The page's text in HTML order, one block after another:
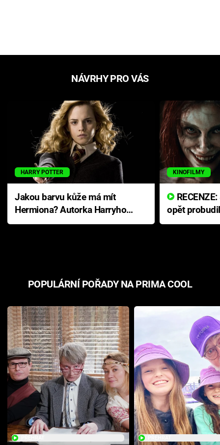
NÁVRHY PRO VÁS
HARRY POTTER
Jakou barvu kůže má mít
Hermiona? Autorka Harryho
Pottera přišla s ráznou
KINOFILMY
opět
přichází s
POPULÁRNÍ POŘADY NA PRIMA COOL